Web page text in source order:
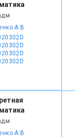
А.В.
А.В.